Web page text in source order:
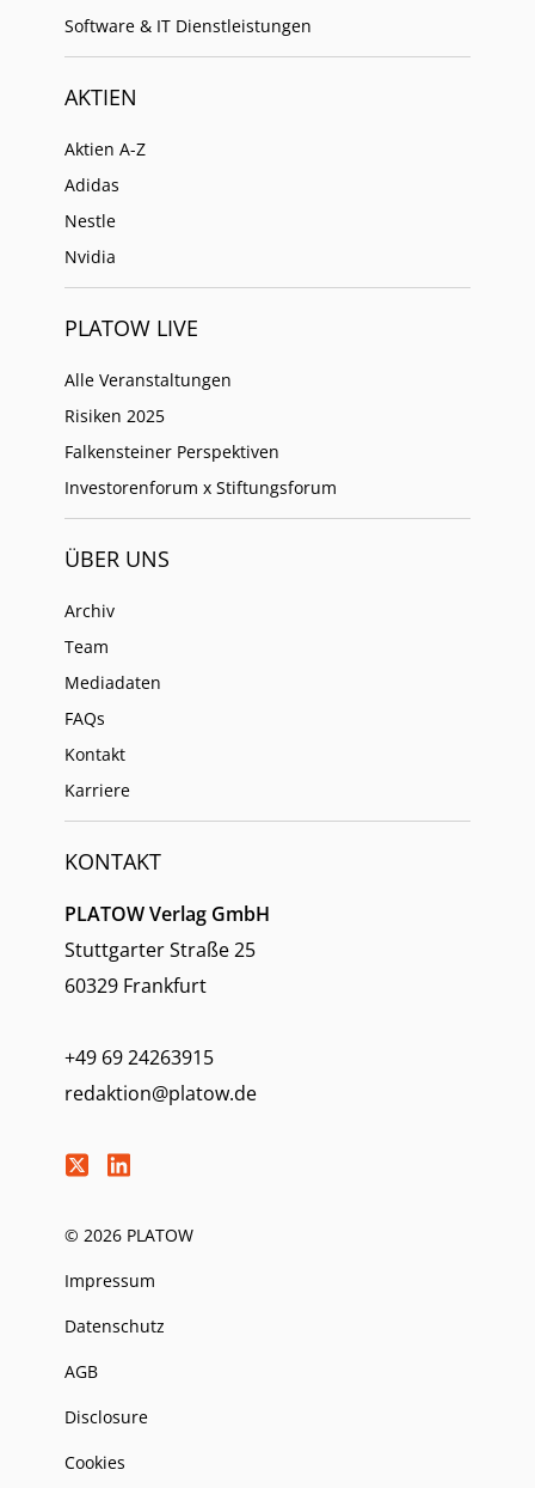
Software & IT Dienstleistungen
AKTIEN
Aktien A-Z
Adidas
Nestle
Nvidia
PLATOW LIVE
Alle Veranstaltungen
Risiken 2025
Falkensteiner Perspektiven
Investorenforum x Stiftungsforum
ÜBER UNS
Archiv
Team
Mediadaten
FAQs
Kontakt
Karriere
KONTAKT
PLATOW Verlag GmbH
Stuttgarter Straße 25
60329 Frankfurt
+49 69 24263915
redaktion@platow.de
© 2026 PLATOW
Impressum
Datenschutz
AGB
Disclosure
Cookies